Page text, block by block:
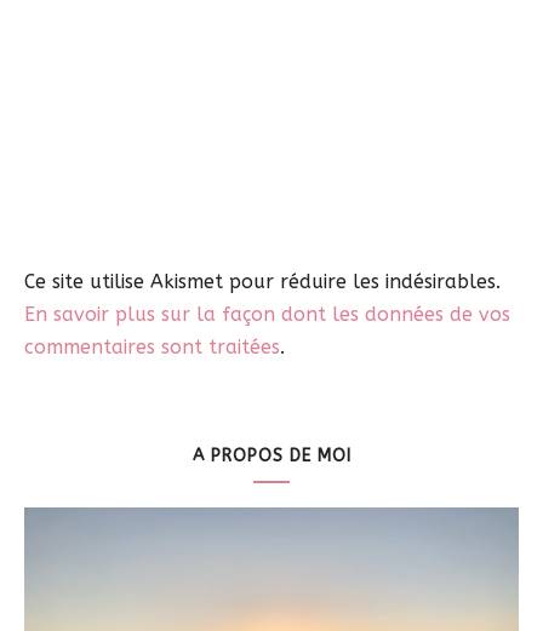
Ce site utilise Akismet pour réduire les indésirables.
En savoir plus sur la façon dont les données de vos
commentaires sont traitées.
A PROPOS DE MOI